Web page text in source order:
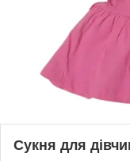
Сукня для